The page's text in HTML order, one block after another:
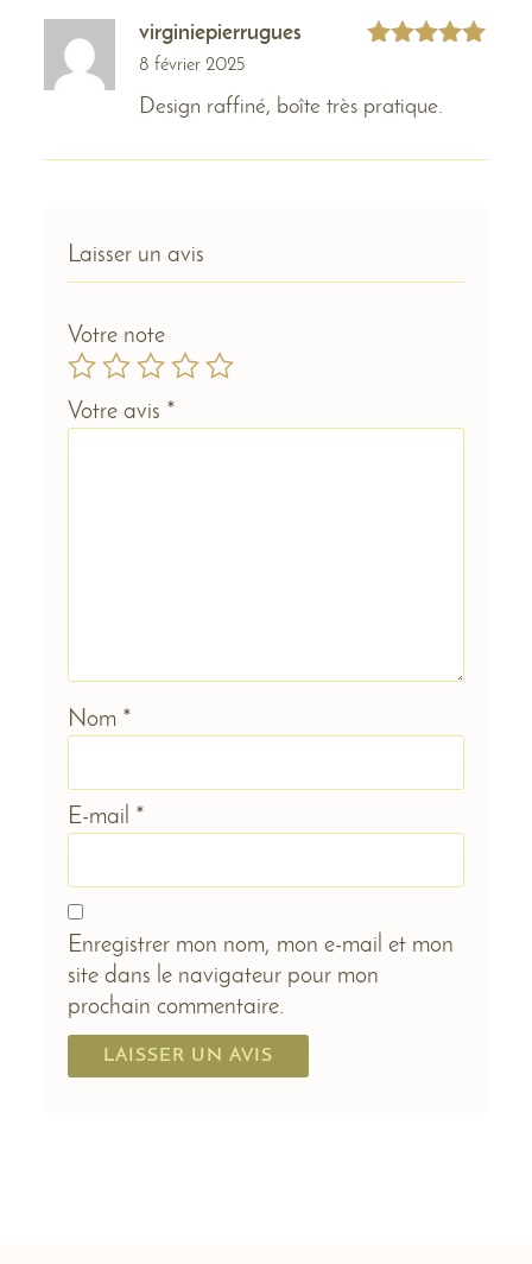
virginiepierrugues
8 février 2025
Design raffiné, boîte très pratique.
Laisser un avis
Votre note
Votre avis *
Nom *
E-mail *
Enregistrer mon nom, mon e-mail et mon
site dans le navigateur pour mon
prochain commentaire.